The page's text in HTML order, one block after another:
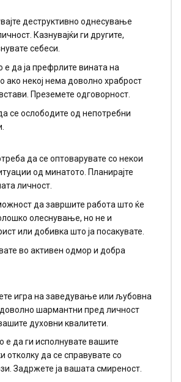
деструктивно однесување
Казнувајќи ги другите,
себеси.
е да ја префрлите вината на
ако некој нема доволно храброст
Преземете одговорност.
се ослободите од непотребни
да се оптоварувате со некои
од минатото. Планирајте
личност.
да завршите работа што ќе
олеснување, но не и
или добивка што ја посакувате.
во активен одмор и добра
игра на заведување или љубовна
шармантни пред личност
духовни квалитети.
е да ги исполнувате вашите
отколку да се справувате со
Задржете ја вашата смиреност.